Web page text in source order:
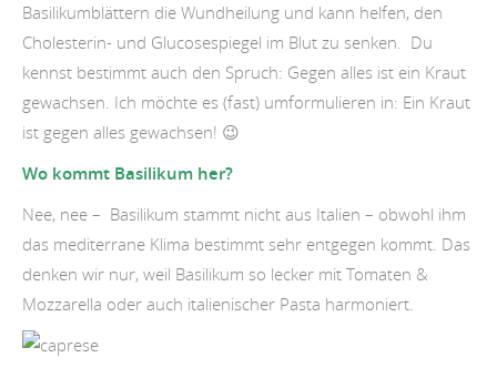
Basilikumblättern die Wundheilung und kann helfen, den
Cholesterin- und Glucosespiegel im Blut zu senken. Du
kennst bestimmt auch den Spruch: Gegen alles ist ein Kraut
gewachsen. Ich möchte es (fast) umformulieren in: Ein Kraut
ist gegen alles gewachsen! 😉
Wo kommt Basilikum her?
Nee, nee – Basilikum stammt nicht aus Italien – obwohl ihm
das mediterrane Klima bestimmt sehr entgegen kommt. Das
denken wir nur, weil Basilikum so lecker mit Tomaten &
Mozzarella oder auch italienischer Pasta harmoniert.